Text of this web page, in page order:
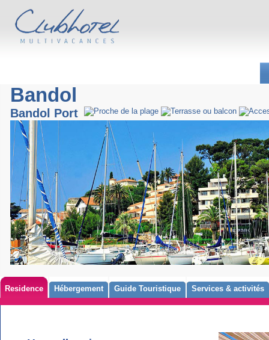
Bandol
Bandol Port
Residence Hébergement Guide Touristique Services & activités